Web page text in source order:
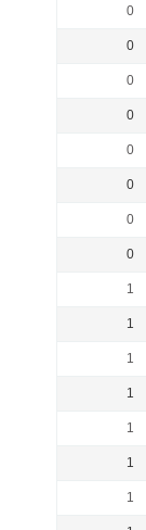
0
0
0
0
0
0
0
0
1
1
1
1
1
1
1